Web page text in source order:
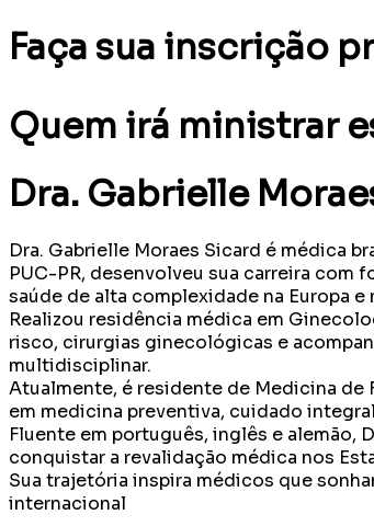
Faça sua inscrição
Quem irá ministrar
Dra. Gabrielle
Dra. Gabrielle Moraes Sicard é médica
PUC-PR, desenvolveu sua carreira
saúde de alta complexidade na Europa e
Realizou residência médica em
risco, cirurgias ginecológicas e
multidisciplinar.
Atualmente, é residente de Medicina de
em medicina preventiva, cuidado
Fluente em português, inglês e alemão,
conquistar a revalidação médica nos
Sua trajetória inspira médicos que
internacional